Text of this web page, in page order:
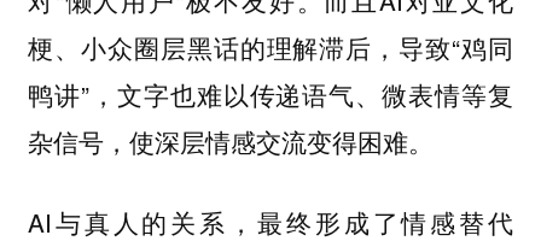
梗、小众圈层黑话的理解滞后，导致“鸡同
鸭讲”，文字也难以传递语气、微表情等复
杂信号，使深层情感交流变得困难。
AI与真人的关系，最终形成了情感替代